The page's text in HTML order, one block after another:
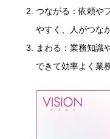
つながる：依頼や
やすく、人がつな
まわる：業務知識
できて効率よく業